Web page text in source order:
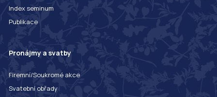
Index seminum
Publikace
Pronájmy a svatby
Firemní/Soukromé akce
Svatební obřady